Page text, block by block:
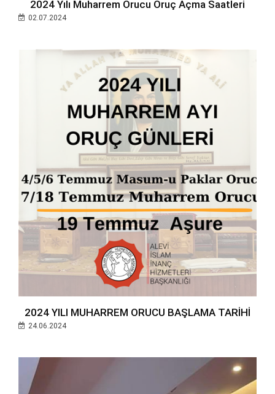
2024 Yılı Muharrem Orucu Oruç Açma Saatleri
02.07.2024
2024 YILI MUHARREM ORUCU BAŞLAMA TARİHİ
24.06.2024